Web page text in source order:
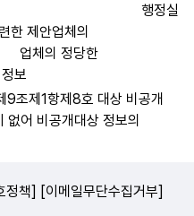
한 제안업체의
업체의 정당한
보
행정실
9조제1항제8호 대상 비공개
어 비공개대상 정보의
정책] [이메일무단수집거부]